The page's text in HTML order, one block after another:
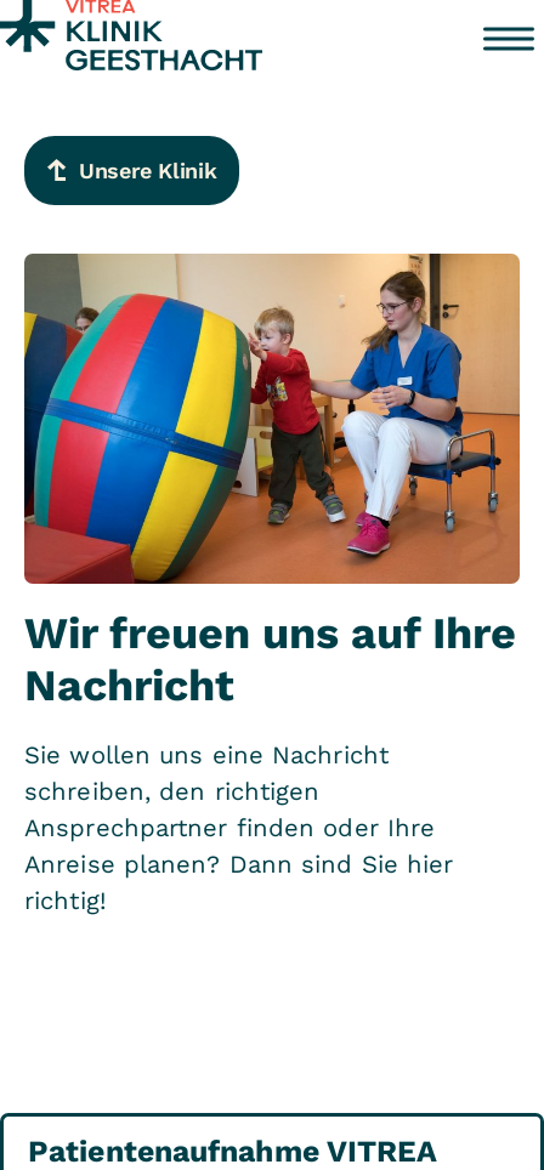
Zum Inhalt springen
Unsere Klinik
Wir freuen uns auf Ihre
Nachricht
Sie wollen uns eine Nachricht
schreiben, den richtigen
Ansprechpartner finden oder Ihre
Anreise planen? Dann sind Sie hier
richtig!
Patientenaufnahme VITREA